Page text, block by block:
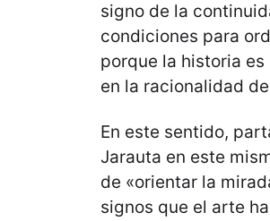
signo de la
condiciones para
porque la historia
en la racionalidad
En este sentido,
Jarauta en este
de «orientar la
signos que el arte